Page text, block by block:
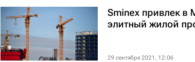
Sminex привлек в
элитный жилой
29 сентября 2021, 12:06